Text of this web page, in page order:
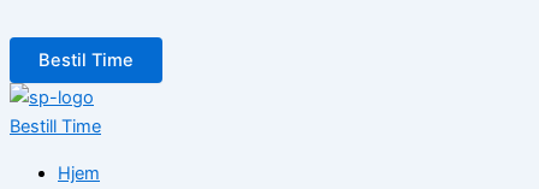
Bestil Time
Bestill Time
Hjem